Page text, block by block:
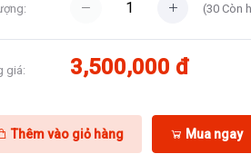
(30 Còn
giá: 3,500,000 đ
Thêm vào giỏ hàng Mua ngay